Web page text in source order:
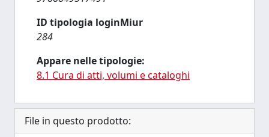
ID tipologia loginMiur
284
Appare nelle tipologie:
8.1 Cura di atti, volumi e cataloghi
File in questo prodotto: